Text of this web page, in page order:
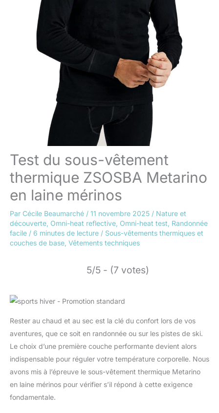
Test du sous-vêtement
thermique ZSOSBA Metarino
en laine mérinos
Par Cécile Beaumarché / 11 novembre 2025 / Nature et
découverte Omni-heat reflective Omni-heat test Randonnée
facile / 6 minutes de lecture / Sous-vêtements thermiques et
couches de base Vêtements techniques
5/5 - (7 votes)
Rester au chaud et au sec est la clé du confort lors de vos
aventures, que ce soit en randonnée ou sur les pistes de ski.
Le choix d’une première couche performante devient alors
indispensable pour réguler votre température corporelle. Nous
avons mis à l’épreuve le sous-vêtement thermique Metarino
en laine mérinos pour vérifier s’il répond à cette exigence
fondamentale.